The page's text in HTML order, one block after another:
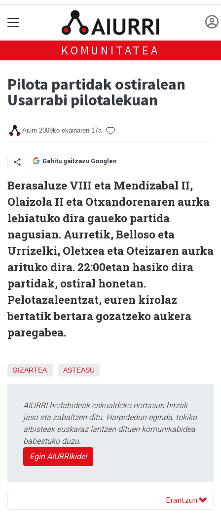
KOMUNITATEA
Pilota partidak ostiralean
Usarrabi pilotalekuan
Aiurri 2009ko ekainaren 17a
Gehitu gaitzazu Googlen
Berasaluze VIII eta Mendizabal II,
Olaizola II eta Otxandorenaren aurka
lehiatuko dira gaueko partida
nagusian. Aurretik, Belloso eta
Urrizelki, Oletxea eta Oteizaren aurka
arituko dira. 22:00etan hasiko dira
partidak, ostiral honetan.
Pelotazaleentzat, euren kirolaz
bertatik bertara gozatzeko aukera
paregabea.
GIZARTEA ASTEASU
AIURRI hedabideak eskualdeko nortasun hitzak
jaso eta zabaltzen ditu. Harpidedun eginda, tokiko
albisteak euskaraz lantzen dituen komunikabidea
babestuko duzu.
Egin AIURRIkide!
Erantzun